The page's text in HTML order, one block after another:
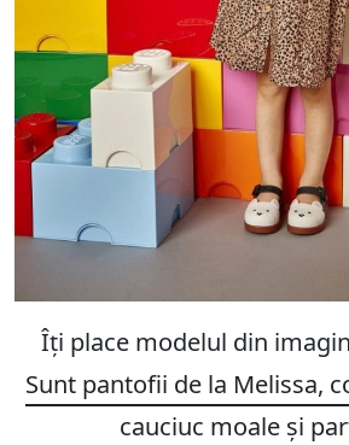
Îți place modelul din
Sunt pantofii de la Melissa,
cauciuc moale și